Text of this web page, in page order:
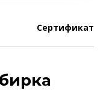
Сертификат